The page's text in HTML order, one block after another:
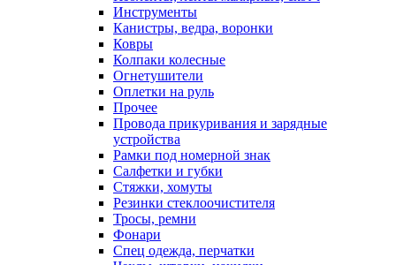
Инструменты
Канистры, ведра, воронки
Ковры
Колпаки колесные
Огнетушители
Оплетки на руль
Прочее
Провода прикуривания и зарядные
устройства
Рамки под номерной знак
Салфетки и губки
Стяжки, хомуты
Резинки стеклоочистителя
Тросы, ремни
Фонари
Спец одежда, перчатки